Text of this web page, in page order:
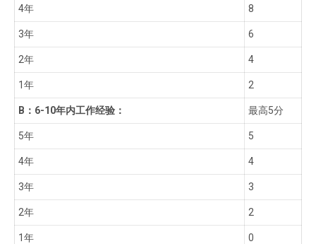
4年 8
3年 6
2年 4
1年 2
B：6-10年内工作经验： 最高5分
5年 5
4年 4
3年 3
2年 2
1年 0